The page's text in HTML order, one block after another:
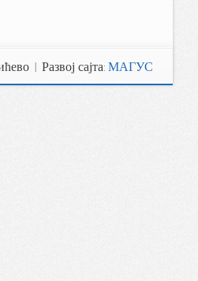
| Развој сајта: МАГУС